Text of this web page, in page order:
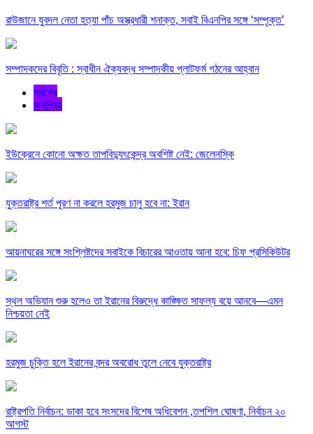
রাউজানে যুবদল নেতা হত্যা পাঁচ অস্ত্রধারী শনাক্ত, সবাই বিএনপির সঙ্গে ‘সম্পৃক্ত’
সম্পাদকদের বিবৃতি : স্বাধীন ঐক্যবদ্ধ সম্পাদকীয় প্লাটফর্ম গঠনের আহ্বান
সর্বশেষ
জনপ্রিয়
ইউক্রেনে কোনো অক্ষত তাপবিদ্যুৎকেন্দ্র অবশিষ্ট নেই: জেলেনস্কি
যুক্তরাষ্ট্র শর্ত পূরণ না করলে হরমুজ চালু হবে না: ইরান
আয়নাঘরের সঙ্গে সংশ্লিষ্টদের সবাইকে বিচারের আওতায় আনা হবে: চিফ প্রসিকিউটর
স্থল অভিযান শুরু হলেও তা ইরানের বিরুদ্ধে কাঙ্ক্ষিত সাফল্য বয়ে আনবে—এমন
নিশ্চয়তা নেই
হরমুজ চুক্তি হলে ইরানের বন্দর অবরোধ তুলে নেবে যুক্তরাষ্ট্র
রাষ্ট্রপতি নির্বাচন: ডাকা হবে সংসদের বিশেষ অধিবেশন ,তপশিল ঘোষণা, নির্বাচন ২০
আগস্ট